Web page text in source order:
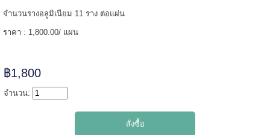
จำนวนรางอลูมิเนียม 11 ราง ต่อแผ่น
ราคา : 1,800.00/ แผ่น
฿1,800
จำนวน: